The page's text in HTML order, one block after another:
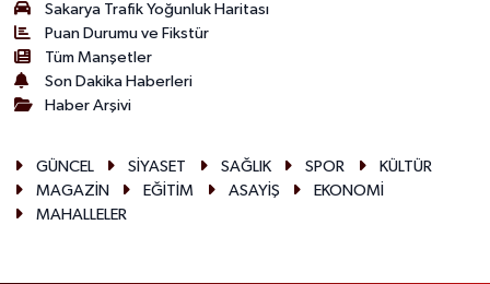
Sakarya Trafik Yoğunluk Haritası
Puan Durumu ve Fikstür
Tüm Manşetler
Son Dakika Haberleri
Haber Arşivi
GÜNCEL SİYASET SAĞLIK SPOR
KÜLTÜR
MAGAZİN
EĞİTİM ASAYİŞ
EKONOMİ
MAHALLELER